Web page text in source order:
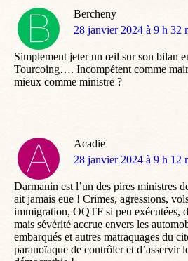
Bercheny
dit
28 janvier 2024 à 9 h 32
Simplement jeter un œil sur son bilan
Tourcoing…. Incompétent comme
mieux comme ministre ?
Acadie
dit
28 janvier 2024 à 9 h 12
Darmanin est l’un des pires ministres
ait jamais eue ! Crimes, agressions,
immigration, OQTF si peu exécutées,
mais sévérité accrue envers les
embarqués et autres matraquages du
paranoïaque de contrôler et d’asservir